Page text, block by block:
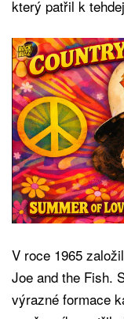
který patřil k
V roce 1965
Joe and the Fish.
výrazné formace